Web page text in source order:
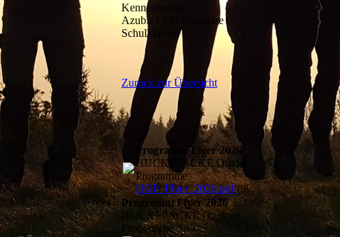
Kennenlernen.
Azubis / FSJ Seminare /
Schulklassen
Zurück zur Übersicht
Programm Flyer 2026
HUCKEPACKE Outdoor
Programme
HOP_Flyer_2026.pdf(992.09KB)
Programm Flyer 2026
HUCKEPACKE Outdoor
Programme